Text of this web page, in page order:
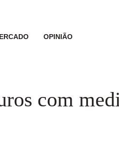
OPINIÃO
com